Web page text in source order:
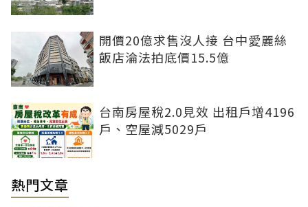
開價20億求售沒人接 台中愛麗絲
飯店淪法拍底價15.5億
台南房屋稅2.0見效 出租戶增4196
戶、空屋減5029戶
熱門文章